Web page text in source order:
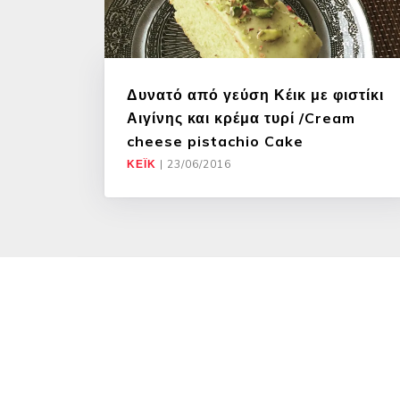
Δυνατό από γεύση Κέικ με φιστίκι
Αιγίνης και κρέμα τυρί /Cream
cheese pistachio Cake
ΚΈΙΚ | 23/06/2016